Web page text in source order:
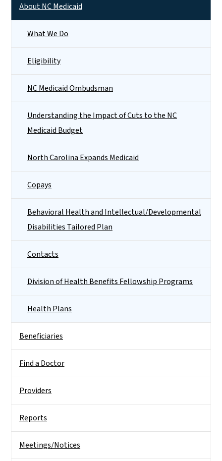
About NC Medicaid
What We Do
Eligibility
NC Medicaid Ombudsman
Understanding the Impact of Cuts to the NC
Medicaid Budget
North Carolina Expands Medicaid
Copays
Behavioral Health and Intellectual/​Developmental
Disabilities Tailored Plan
Contacts
Division of Health Benefits Fellowship Programs
Health Plans
Beneficiaries
Find a Doctor
Providers
Reports
Meetings/Notices